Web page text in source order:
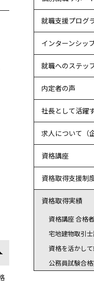
就職支援プログ
インターンシッ
就職へのステッ
内定者の声
社長として活躍
求人について（
資格講座
資格取得支援制
資格取得実績
資格講座 合格
宅地建物取引
資格を活かし
公務員試験合